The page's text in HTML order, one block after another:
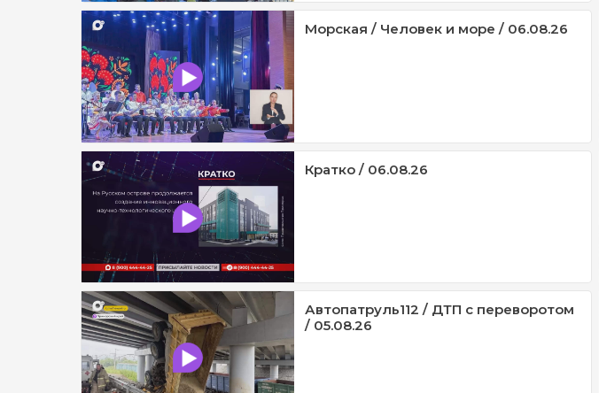
Морская / Человек и море / 06.08.26
Кратко / 06.08.26
Автопатруль112 / ДТП с переворотом
/ 05.08.26